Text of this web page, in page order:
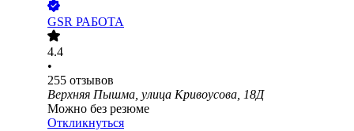
GSR РАБОТА
4.4
•
255 отзывов
Верхняя Пышма, улица Кривоусова, 18Д
Можно без резюме
Откликнуться